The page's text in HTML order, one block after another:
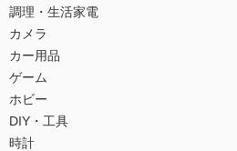
調理・生活家電
カメラ
カー用品
ゲーム
ホビー
DIY・工具
時計